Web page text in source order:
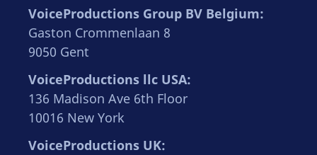
VoiceProductions Group BV Belgium:
Gaston Crommenlaan 8
9050 Gent
VoiceProductions llc USA:
136 Madison Ave 6th Floor
10016 New York
VoiceProductions UK: